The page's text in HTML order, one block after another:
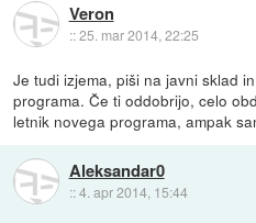
Veron
::25. mar 2014, 22:25
Je tudi izjema, piši na javni sklad
programa. Če ti oddobrijo, celo
letnik novega programa, ampak
Aleksandar0
::4. apr 2014, 15:44